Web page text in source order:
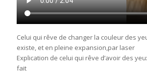
Celui qui rêve de changer la couleur des
existe, et en pleine expansion,par laser
Explication de celui qui rêve d’avoir des
fait